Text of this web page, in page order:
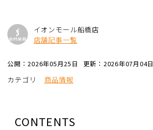
イオンモール船橋店
店舗記事一覧
公開：2026年05月25日 更新：2026年07月04日
カテゴリ 商品情報
CONTENTS